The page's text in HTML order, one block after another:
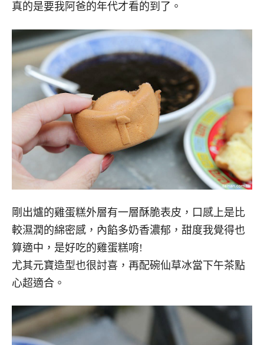
真的是要我阿爸的年代才看的到了。
剛出爐的雞蛋糕外層有一層酥脆表皮，口感上是比
較濕潤的綿密感，內餡多奶香濃郁，甜度我覺得也
算適中，是好吃的雞蛋糕唷!
尤其元寶造型也很討喜，再配碗仙草冰當下午茶點
心超適合。